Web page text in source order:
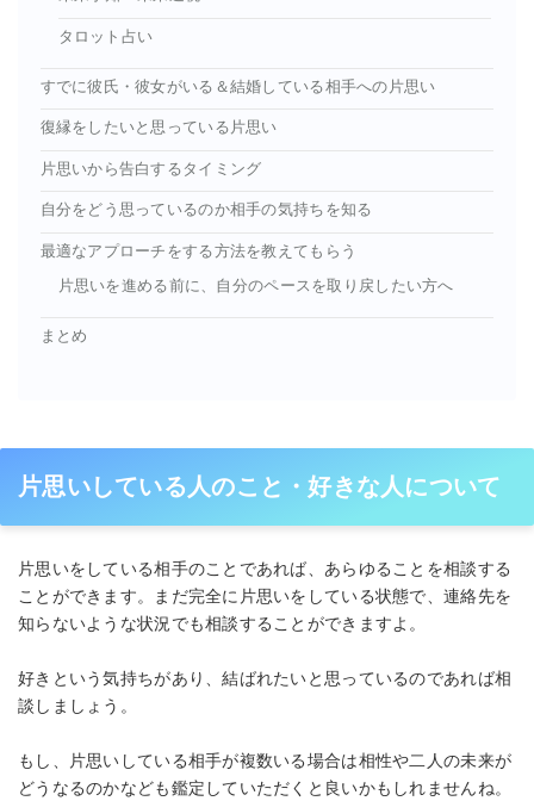
タロット占い
すでに彼氏・彼女がいる＆結婚している相手への片思い
復縁をしたいと思っている片思い
片思いから告白するタイミング
自分をどう思っているのか相手の気持ちを知る
最適なアプローチをする方法を教えてもらう
片思いを進める前に、自分のペースを取り戻したい方へ
まとめ
片思いしている人のこと・好きな人について
片思いをしている相手のことであれば、あらゆることを相談する
ことができます。まだ完全に片思いをしている状態で、連絡先を
知らないような状況でも相談することができますよ。
好きという気持ちがあり、結ばれたいと思っているのであれば相
談しましょう。
もし、片思いしている相手が複数いる場合は相性や二人の未来が
どうなるのかなども鑑定していただくと良いかもしれませんね。